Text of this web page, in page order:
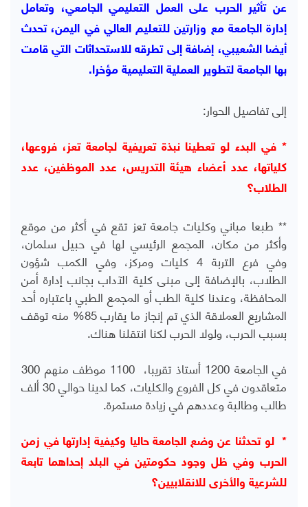
عن تأثير الحرب على العمل التعليمي الجامعي، وتعامل
إدارة الجامعة مع وزارتين للتعليم العالي في اليمن، تحدث
أيضا الشعيبي، إضافة إلى تطرقه للاستحداثات التي قامت
بها الجامعة لتطوير العملية التعليمية مؤخرا.
إلى تفاصيل الحوار:
* في البدء لو تعطينا نبذة تعريفية لجامعة تعز، فروعها،
كلياتها، عدد أعضاء هيئة التدريس، عدد الموظفين، عدد
الطلاب؟
** طبعا مباني وكليات جامعة تعز تقع في أكثر من موقع
وأكثر من مكان، المجمع الرئيسي لها في حبيل سلمان،
وفي فرع التربة 4 كليات ومركز، وفي الكمب شؤون
الطلاب، بالإضافة إلى مبنى كلية الآداب بجانب إدارة أمن
المحافظة، وعندنا كلية الطب أو المجمع الطبي باعتباره أحد
المشاريع العملاقة الذي تم إنجاز ما يقارب 85% منه توقف
بسبب الحرب، ولولا الحرب لكنا انتقلنا هناك.
في الجامعة 1200 أستاذ تقريبا، 1100 موظف منهم 300
متعاقدون في كل الفروع والكليات، كما لدينا حوالي 30 ألف
طالب وطالبة وعددهم في زيادة مستمرة.
* لو تحدثنا عن وضع الجامعة حاليا وكيفية إدارتها في زمن
الحرب وفي ظل وجود حكومتين في البلد إحداهما تابعة
للشرعية والأخرى للانقلابيين؟